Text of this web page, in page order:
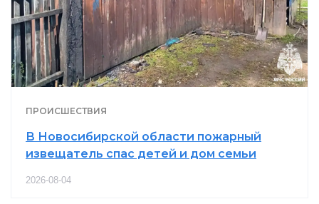
ПРОИСШЕСТВИЯ
В Новосибирской области пожарный
извещатель спас детей и дом семьи
2026-08-04